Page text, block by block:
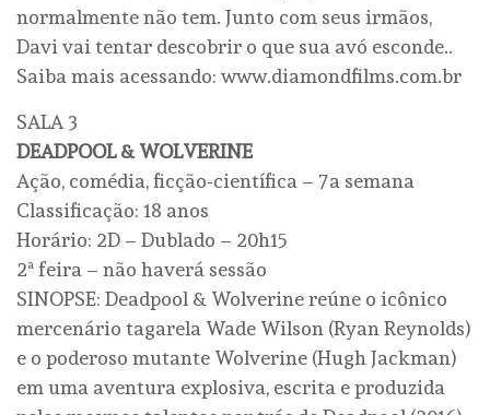
normalmente não tem. Junto com seus irmãos,
Davi vai tentar descobrir o que sua avó esconde..
Saiba mais acessando: www.diamondfilms.com.br
SALA 3
DEADPOOL & WOLVERINE
Ação, comédia, ficção-científica – 7a semana
Classificação: 18 anos
Horário: 2D – Dublado – 20h15
2ª feira – não haverá sessão
SINOPSE: Deadpool & Wolverine reúne o icônico
mercenário tagarela Wade Wilson (Ryan Reynolds)
e o poderoso mutante Wolverine (Hugh Jackman)
em uma aventura explosiva, escrita e produzida